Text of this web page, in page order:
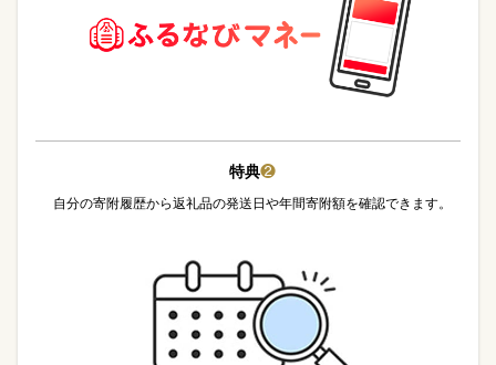
特典❷
自分の寄附履歴から返礼品の発送日や年間寄附額を確認できます。